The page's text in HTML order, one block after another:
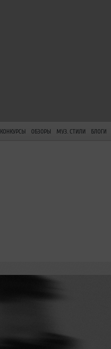
КОНКУРСЫ ОБЗОРЫ МУЗ. СТИЛИ БЛОГИ